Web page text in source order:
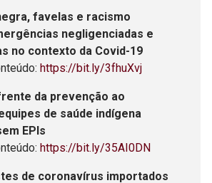
favelas e racismo
negligenciadas e
no contexto da Covid-19
https://bit.ly/3fhuXvj
da prevenção ao
de saúde indígena
EPIs
https://bit.ly/35AI0DN
de coronavírus importados